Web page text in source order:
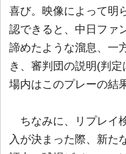
喜び。映像によって明
認できると、中日ファ
諦めたような溜息、一
き、審判団の説明(判定
場内はこのプレーの結
ちなみに、リプレイ
入が決まった際、新た